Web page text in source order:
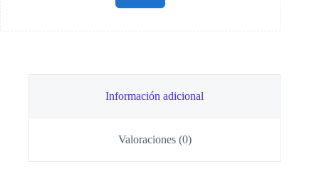
Información adicional
Valoraciones (0)